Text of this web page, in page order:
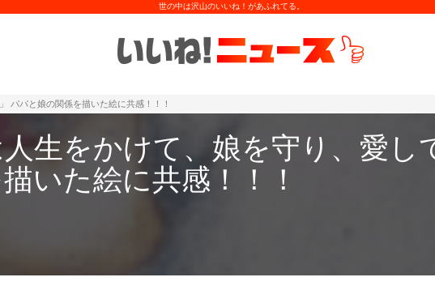
世の中は沢山のいいね！があふれてる。
パパと娘の関係を描いた絵に共感！！！
人生をかけて、娘を守り、愛
いた絵に共感！！！